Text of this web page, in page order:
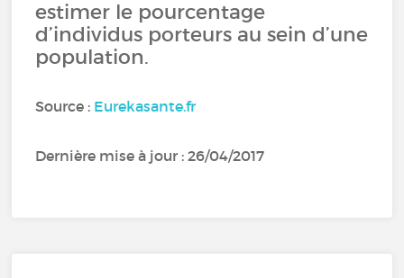
estimer le pourcentage
d’individus porteurs au sein d’une
population.
Source : Eurekasante.fr
Dernière mise à jour : 26/04/2017